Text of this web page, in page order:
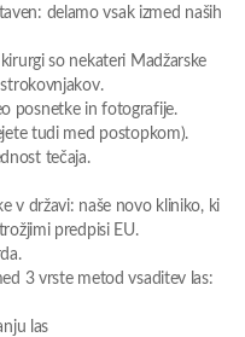
delamo vsak izmed naših
so nekateri Madžarske
posnetke in fotografije.
tudi med postopkom).
tečaja.
v državi: naše novo kliniko, ki
predpisi EU.
3 vrste metod vsaditev las:
las